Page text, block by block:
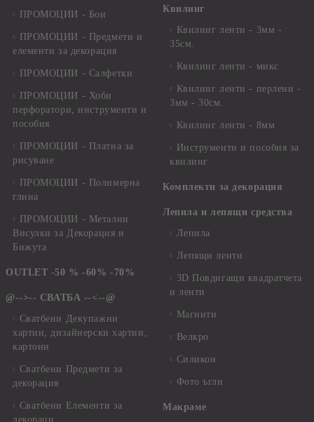
ПРОМОЦИИ - Бои
ПРОМОЦИИ - Предмети и
елементи за декорация
ПРОМОЦИИ - Салфетки
ПРОМОЦИИ - Хоби
перфоратори, инструменти и
пособия
ПРОМОЦИИ - Платна за
рисуване
ПРОМОЦИИ - Полимерна
глина
ПРОМОЦИИ - Метални
Висулки за Декорация и
Бижута
OUTLET -50 % -60% -70%
@-->-- СВАТБА --<--@
Сватбени Декупажни
хартии, дизайнерски хартии,
картони
Сватбени Предмети за
декорация
Сватбени Елементи за
декораци
Квилинг
Квилинг ленти - 3мм -
35см.
Квилинг ленти - микс
Квилинг ленти - перлени -
3мм - 30см.
Квилинг ленти - 8мм
Инструменти и пособия за
квилинг
Комплекти за декорация
Лепила и лепящи средства
Лепила
Лепящи ленти
3D Повдигащи квадратчета
и ленти
Магнити
Велкро
Силикон
Фото ъгли
Макраме